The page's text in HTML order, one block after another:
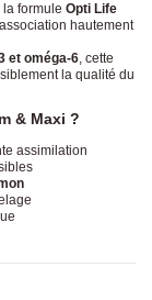
formule Opti Life
hautement
et oméga-6, cette
la qualité du
& Maxi ?
assimilation